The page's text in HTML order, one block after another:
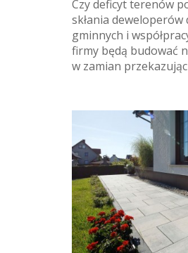
Czy deficyt terenów
skłania
gminnych i
firmy będą budować
w zamian przekazując